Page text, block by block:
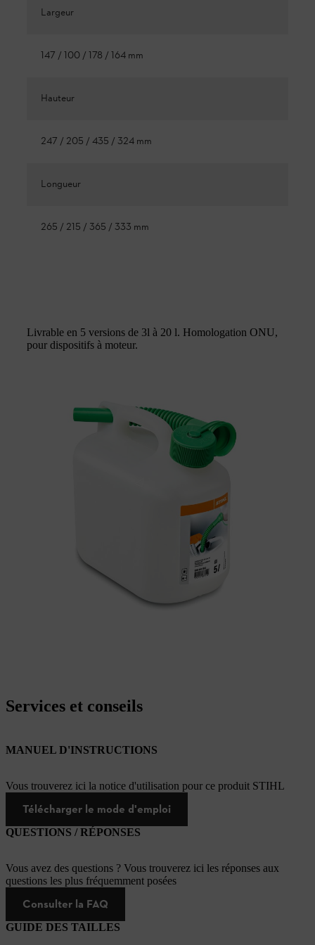
Largeur
147 / 100 / 178 / 164 mm
Hauteur
247 / 205 / 435 / 324 mm
Longueur
265 / 215 / 365 / 333 mm
Livrable en 5 versions de 3l à 20 l. Homologation ONU,
pour dispositifs à moteur.
Services et conseils
MANUEL D'INSTRUCTIONS
Vous trouverez ici la notice d'utilisation pour ce produit STIHL
Télécharger le mode d'emploi
QUESTIONS / RÉPONSES
Vous avez des questions ? Vous trouverez ici les réponses aux
questions les plus fréquemment posées
Consulter la FAQ
GUIDE DES TAILLES